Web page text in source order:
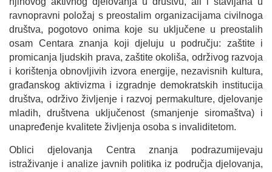
ravnopravni položaj s preostalim organizacijama civilnoga
društva, pogotovo onima koje su uključene u preostalih
osam Centara znanja koji djeluju u području: zaštite i
promicanja ljudskih prava, zaštite okoliša, održivog razvoja
i korištenja obnovljivih izvora energije, nezavisnih kultura,
građanskog aktivizma i izgradnje demokratskih institucija
društva, održivo življenje i razvoj permakulture, djelovanje
mladih, društvena uključenost (smanjenje siromaštva) i
unapređenje kvalitete življenja osoba s invaliditetom.
Oblici djelovanja Centra znanja podrazumijevaju
istraživanje i analize javnih politika iz područja djelovanja,